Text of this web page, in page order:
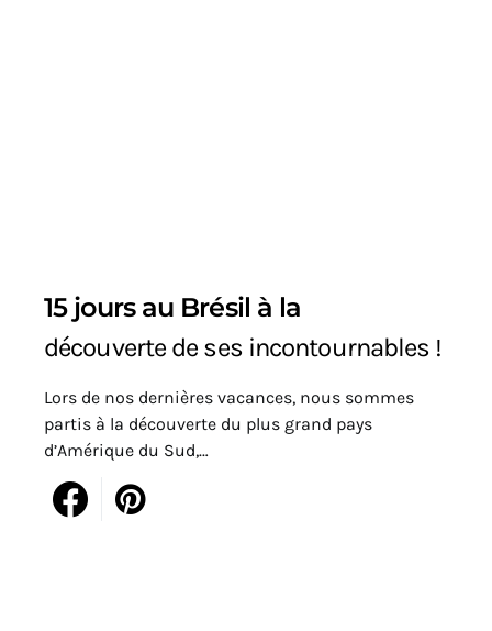
15 jours au Brésil à la
découverte de ses incontournables !
Lors de nos dernières vacances, nous sommes
partis à la découverte du plus grand pays
d’Amérique du Sud,…